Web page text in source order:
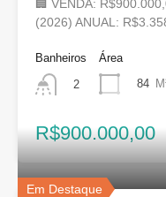
🏢 VENDA:
(2026) ANUAL:
Banheiros
2
Área
84
R$900.000,00
Em Destaque